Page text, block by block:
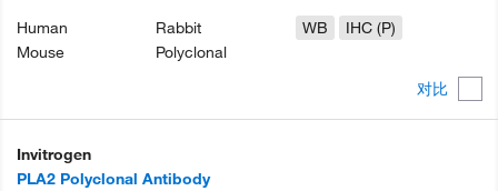
对比
Human
Mouse
Rabbit
Polyclonal
WB
IHC (P)
Invitrogen
PLA2 Polyclonal Antibody